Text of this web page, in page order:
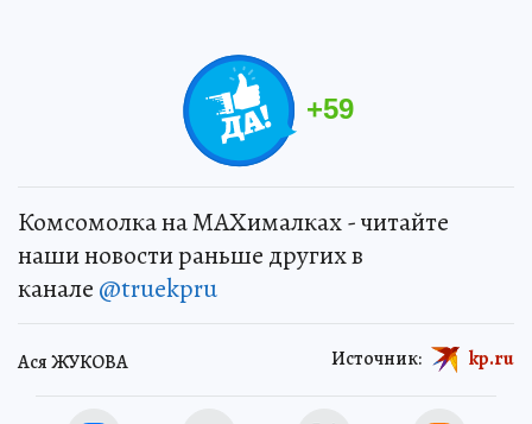
+59
Комсомолка на MAXималках - читайте
наши новости раньше других в
канале @truekpru
Ася ЖУКОВА Источник: kp.ru